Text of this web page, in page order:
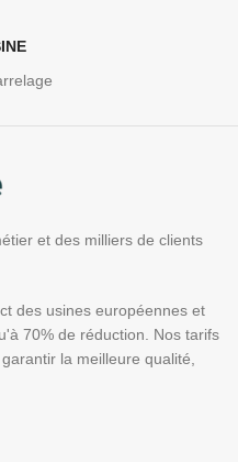
et des milliers de clients
des usines européennes et
70% de réduction. Nos tarifs
la meilleure qualité,